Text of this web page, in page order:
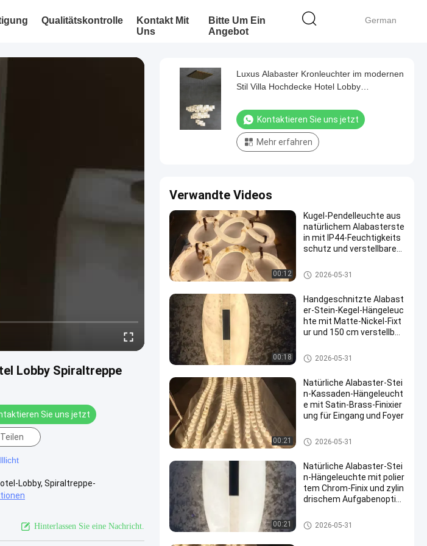
German
Qualitätskontrolle
Kontakt Mit
Uns
Bitte Um Ein
Angebot
Lobby Spiraltreppe
Sie uns jetzt
Teilen
Lobby, Spiraltreppe-
Hinterlassen Sie eine Nachricht.
Luxus Alabaster Kronleuchter im modernen
Stil Villa Hochdecke Hotel Lobby
Kontaktieren Sie uns jetzt
Mehr erfahren
Verwandte Videos
00:12
Kugel-Pendelleuchte aus
natürlichem Alabasterste
in mit IP44-Feuchtigkeits
schutz und verstellbarem
r-Waschtisch
Hängende Leuchter-Lichter
2026-05-31
00:18
Handgeschnitzte Alabast
er-Stein-Kegel-Hängeleuc
hte mit Matte-Nickel-Fixt
ur und 150 cm verstellbar
Hängende Leuchter-Lichter
2026-05-31
00:21
Natürliche Alabaster-Stei
n-Kassaden-Hängeleucht
e mit Satin-Brass-Finixier
ung für Eingang und Foyer
Hängende Leuchter-Lichter
2026-05-31
00:21
Natürliche Alabaster-Stei
n-Hängeleuchte mit polier
tem Chrom-Finix und zylin
drischem Aufgabenoptim
d Studium
Hängende Leuchter-Lichter
2026-05-31